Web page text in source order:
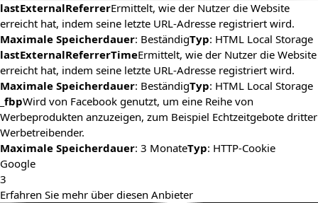
lastExternalReferrerErmittelt, wie der Nutzer die Website
erreicht hat, indem seine letzte URL-Adresse registriert wird.
Maximale Speicherdauer: BeständigTyp: HTML Local Storage
lastExternalReferrerTimeErmittelt, wie der Nutzer die Website
erreicht hat, indem seine letzte URL-Adresse registriert wird.
Maximale Speicherdauer: BeständigTyp: HTML Local Storage
_fbpWird von Facebook genutzt, um eine Reihe von
Werbeprodukten anzuzeigen, zum Beispiel Echtzeitgebote dritter
Werbetreibender.
Maximale Speicherdauer: 3 MonateTyp: HTTP-Cookie
Google
3
Erfahren Sie mehr über diesen Anbieter